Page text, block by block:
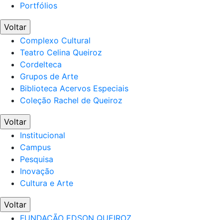
Portfólios
Voltar
Complexo Cultural
Teatro Celina Queiroz
Cordelteca
Grupos de Arte
Biblioteca Acervos Especiais
Coleção Rachel de Queiroz
Voltar
Institucional
Campus
Pesquisa
Inovação
Cultura e Arte
Voltar